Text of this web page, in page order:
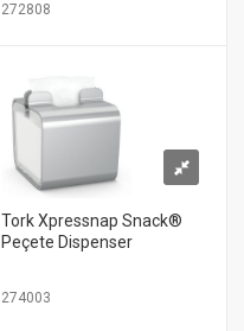
272808
Tork Xpressnap Snack®
Peçete Dispenser
274003